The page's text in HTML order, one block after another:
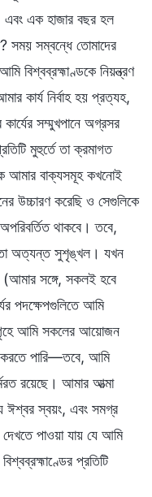
এবং এক হাজার বছর হল
সময় সম্বন্ধে তোমাদের
বিশ্বব্রহ্মাণ্ডকে নিয়ন্ত্রণ
কার্য নির্বাহ হয় প্রত্যহ,
সম্মুখপানে অগ্রসর
মুহুর্তে তা ক্রমাগত
আমার বাক্যসমূহ কখনোই
উচ্চারণ করেছি ও সেগুলিকে
থাকবে। তবে,
অত্যন্ত সুশৃঙ্খল। যখন
সঙ্গে, সকলই হবে
পদক্ষেপগুলিতে আমি
আমি সকলের আয়োজন
পারি—তবে, আমি
রয়েছে। আমার আত্মা
ঈশ্বর স্বয়ং, এবং সমগ্র
পাওয়া যায় যে আমি
প্রতিটি